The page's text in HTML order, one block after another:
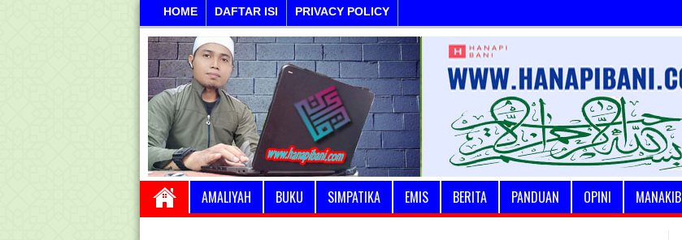
HOME DAFTAR ISI PRIVACY POLICY
AMALIYAH BUKU SIMPATIKA EMIS BERITA PANDUAN OPINI MANAKIB